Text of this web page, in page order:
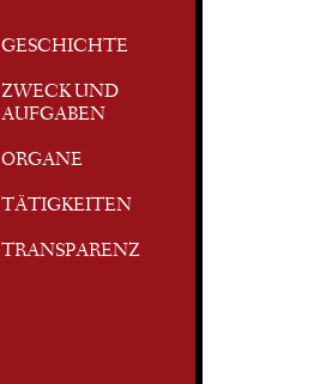
GESCHICHTE
ZWECK UND
AUFGABEN
ORGANE
TÄTIGKEITEN
TRANSPARENZ